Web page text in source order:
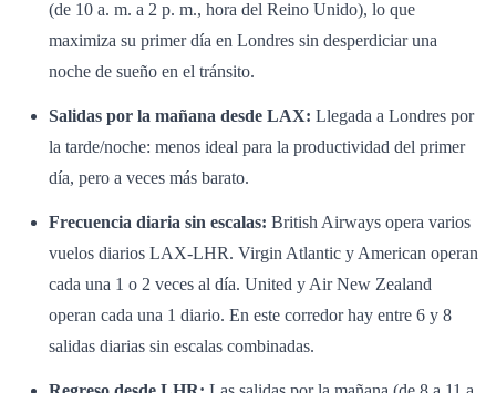
(de 10 a. m. a 2 p. m., hora del Reino Unido), lo que
maximiza su primer día en Londres sin desperdiciar una
noche de sueño en el tránsito.
Salidas por la mañana desde LAX: Llegada a Londres por
la tarde/noche: menos ideal para la productividad del primer
día, pero a veces más barato.
Frecuencia diaria sin escalas: British Airways opera varios
vuelos diarios LAX-LHR. Virgin Atlantic y American operan
cada una 1 o 2 veces al día. United y Air New Zealand
operan cada una 1 diario. En este corredor hay entre 6 y 8
salidas diarias sin escalas combinadas.